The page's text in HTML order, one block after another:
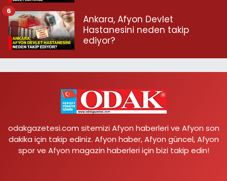
Ankara, Afyon Devlet
Hastanesini neden takip
ediyor?
6
odakgazetesi.com sitemizi Afyon haberleri ve Afyon son
dakika için takip ediniz. Afyon haber, Afyon güncel, Afyon
spor ve Afyon magazin haberleri için bizi takip edin!